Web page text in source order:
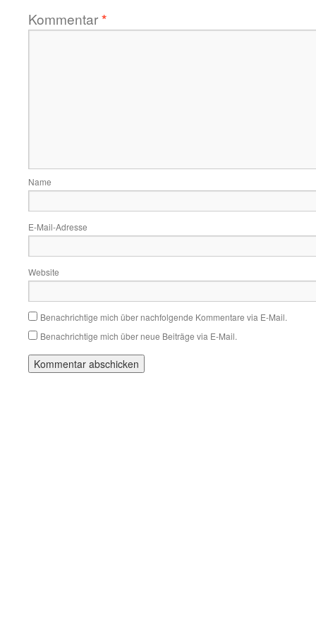
Kommentar*
Name
E-Mail-Adresse
Website
Benachrichtige mich über nachfolgende Kommentare via E-Mail.
Benachrichtige mich über neue Beiträge via E-Mail.